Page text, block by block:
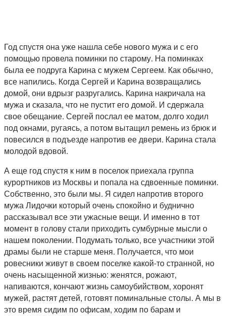
Год спустя она уже нашла себе нового мужа и с его
помощью провела поминки по старому. На поминках
была ее подруга Карина с мужем Сергеем. Как обычно,
все напились. Когда Сергей и Карина возвращались
домой, они вдрызг разругались. Карина накричала на
мужа и сказала, что не пустит его домой. И сдержала
свое обещание. Сергей послал ее матом, долго ходил
под окнами, ругаясь, а потом вытащил ремень из брюк и
повесился в подъезде напротив ее двери. Карина стала
молодой вдовой.
А еще год спустя к ним в поселок приехала группа
курортников из Москвы и попала на сдвоенные поминки.
Собственно, это были мы. Я сидел напротив второго
мужа Лидочки который очень спокойно и буднично
рассказывал все эти ужасные вещи. И именно в тот
момент в голову стали приходить сумбурные мысли о
нашем поколении. Подумать только, все участники этой
драмы были не старше меня. Получается, что мои
ровесники живут в своем поселке какой-то странной, но
очень насыщенной жизнью: женятся, рожают,
напиваются, кончают жизнь самоубийством, хоронят
мужей, растят детей, готовят поминальные столы. А мы в
это время сидим по офисам, ходим по барам и